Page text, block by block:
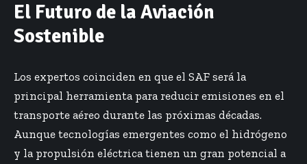
El Futuro de la Aviación
Sostenible
Los expertos coinciden en que el SAF será la
principal herramienta para reducir emisiones en el
transporte aéreo durante las próximas décadas.
Aunque tecnologías emergentes como el hidrógeno
y la propulsión eléctrica tienen un gran potencial a